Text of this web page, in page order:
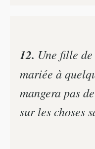
12. Une fille
mariée à
mangera pas
sur les choses